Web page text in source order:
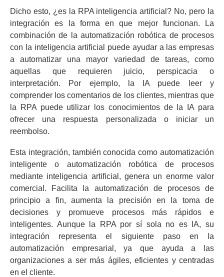
Dicho esto, ¿es la RPA inteligencia artificial? No, pero la
integración es la forma en que mejor funcionan. La
combinación de la automatización robótica de procesos
con la inteligencia artificial puede ayudar a las empresas
a automatizar una mayor variedad de tareas, como
aquellas que requieren juicio, perspicacia o
interpretación. Por ejemplo, la IA puede leer y
comprender los comentarios de los clientes, mientras que
la RPA puede utilizar los conocimientos de la IA para
ofrecer una respuesta personalizada o iniciar un
reembolso.
Esta integración, también conocida como automatización
inteligente o automatización robótica de procesos
mediante inteligencia artificial, genera un enorme valor
comercial. Facilita la automatización de procesos de
principio a fin, aumenta la precisión en la toma de
decisiones y promueve procesos más rápidos e
inteligentes. Aunque la RPA por sí sola no es IA, su
integración representa el siguiente paso en la
automatización empresarial, ya que ayuda a las
organizaciones a ser más ágiles, eficientes y centradas
en el cliente.